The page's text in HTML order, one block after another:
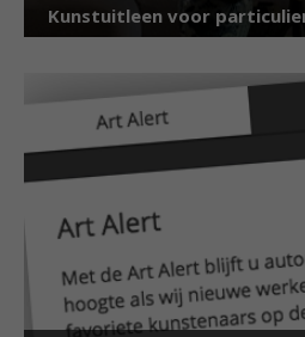
Kunstuitleen voor